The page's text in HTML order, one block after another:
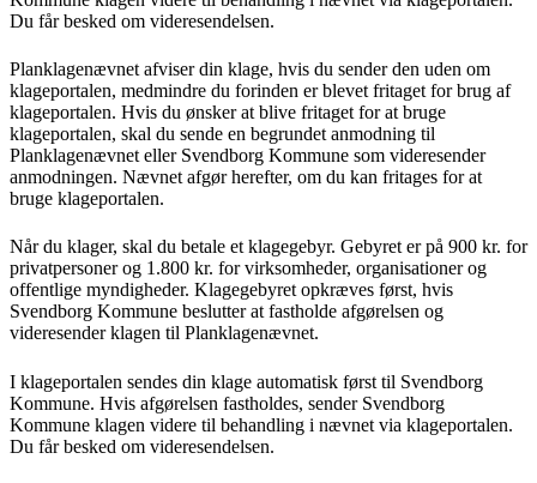
Du får besked om videresendelsen.
Planklagenævnet afviser din klage, hvis du sender den uden om
klageportalen, medmindre du forinden er blevet fritaget for brug af
klageportalen. Hvis du ønsker at blive fritaget for at bruge
klageportalen, skal du sende en begrundet anmodning til
Planklagenævnet eller Svendborg Kommune som videresender
anmodningen. Nævnet afgør herefter, om du kan fritages for at
bruge klageportalen.
Når du klager, skal du betale et klagegebyr. Gebyret er på 900 kr. for
privatpersoner og 1.800 kr. for virksomheder, organisationer og
offentlige myndigheder. Klagegebyret opkræves først, hvis
Svendborg Kommune beslutter at fastholde afgørelsen og
videresender klagen til Planklagenævnet.
I klageportalen sendes din klage automatisk først til Svendborg
Kommune. Hvis afgørelsen fastholdes, sender Svendborg
Kommune klagen videre til behandling i nævnet via klageportalen.
Du får besked om videresendelsen.